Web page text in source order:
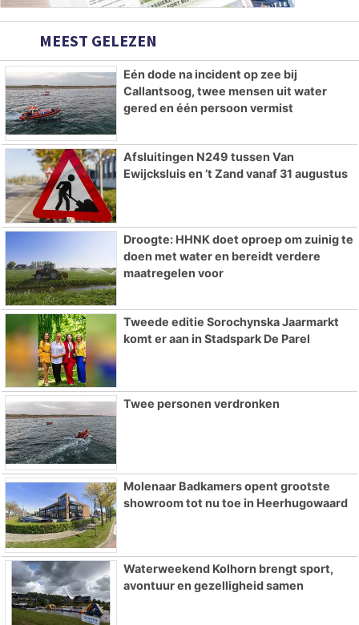
MEEST GELEZEN
Eén dode na incident op zee bij
Callantsoog, twee mensen uit water
gered en één persoon vermist
Afsluitingen N249 tussen Van
Ewijcksluis en ’t Zand vanaf 31 augustus
Droogte: HHNK doet oproep om zuinig te
doen met water en bereidt verdere
maatregelen voor
Tweede editie Sorochynska Jaarmarkt
komt er aan in Stadspark De Parel
Twee personen verdronken
Molenaar Badkamers opent grootste
showroom tot nu toe in Heerhugowaard
Waterweekend Kolhorn brengt sport,
avontuur en gezelligheid samen